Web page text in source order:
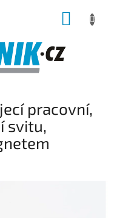
pracovní,
svitu,